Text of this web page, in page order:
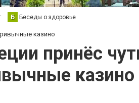
Б Беседы о здоровье
казино
принёс
казино